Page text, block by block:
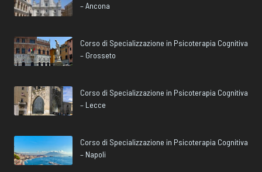
– Ancona
Corso di Specializzazione in Psicoterapia Cognitiva
– Grosseto
Corso di Specializzazione in Psicoterapia Cognitiva
– Lecce
Corso di Specializzazione in Psicoterapia Cognitiva
– Napoli